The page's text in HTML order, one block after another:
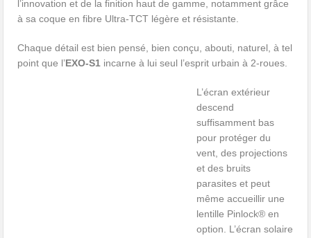
l’innovation et de la finition haut de gamme, notamment grâce
à sa coque en fibre Ultra-TCT légère et résistante.
Chaque détail est bien pensé, bien conçu, abouti, naturel, à tel
point que l’EXO-S1 incarne à lui seul l’esprit urbain à 2-roues.
L’écran extérieur
descend
suffisamment bas
pour protéger du
vent, des projections
et des bruits
parasites et peut
même accueillir une
lentille Pinlock® en
option. L’écran solaire